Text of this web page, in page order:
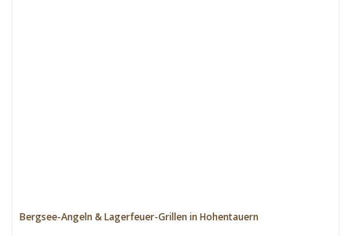
Bergsee-Angeln & Lagerfeuer-Grillen in Hohentauern